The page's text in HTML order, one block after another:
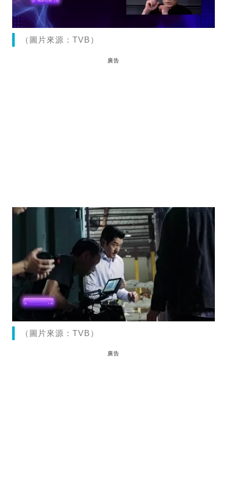
（圖片來源：TVB）
廣告
（圖片來源：TVB）
廣告